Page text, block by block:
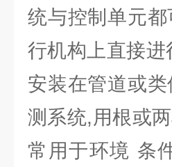
统与控制单元
行机构上直接
安装在管道或
测系统,用根或
常用于环境 条